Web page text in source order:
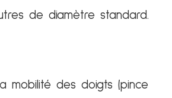
de diamètre standard.
mobilité des doigts (pince